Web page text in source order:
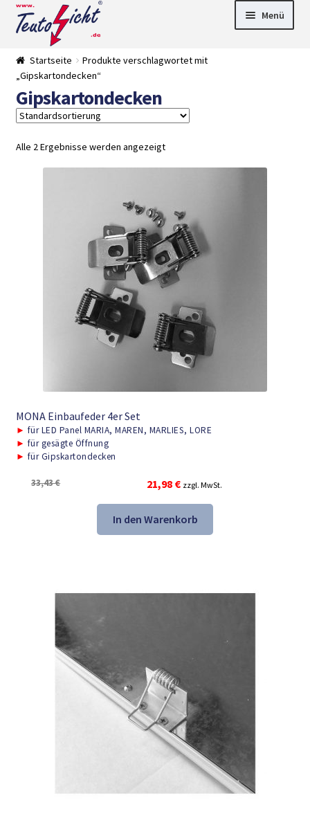
Zur
Navigation
springen
Springe
zum
Menü
Leuchtmittel
►
Startseite
Produkte verschlagwortet mit
„Gipskartondecken“
Gipskartondecken
Alle 2 Ergebnisse werden angezeigt
MONA Einbaufeder 4er Set
► für LED Panel MARIA, MAREN, MARLIES, LORE
► für gesägte Öffnung
► für Gipskartondecken
33,43€
Ursprünglicher
Preis
war:
33,43 €
21,98 €Aktueller
Preis
ist:
21,98 €.
zzgl. MwSt.
In den Warenkorb